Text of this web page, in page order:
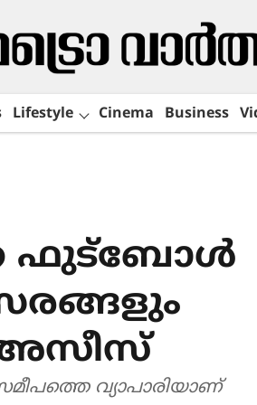
Lifestyle Cinema Business
ഫുട്ബോൾ
അസീസ്
വ്യാപാരിയാണ്